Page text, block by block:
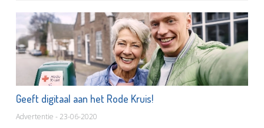
Geeft digitaal aan het Rode Kruis!
Advertentie - 23-06-2020